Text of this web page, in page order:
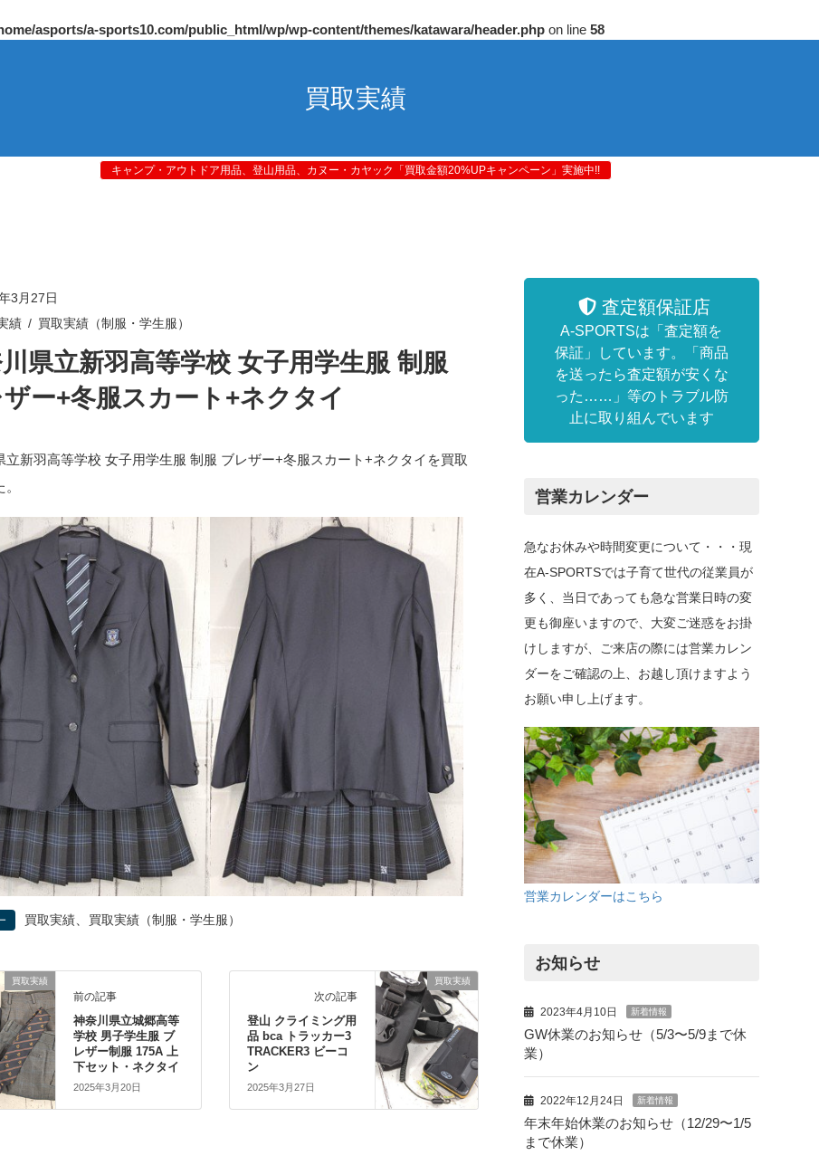
asports/a-sports10.com/public_html/wp/wp-content/themes/katawara/header.php on line 58
買取実績
キャンプ・アウトドア用品、登山用品、カヌー・カヤック「買取金額20%UPキャンペーン」実施中!!
3月27日
績
買取実績（制服・学生服）
県立新羽高等学校 女子用学生服 制服
ー+冬服スカート+ネクタイ
立新羽高等学校 女子用学生服 制服 ブレザー+冬服スカート+ネクタイを買取
買取実績 買取実績（制服・学生服）
買取実績
前の記事
神奈川県立城郷高等
学校 男子学生服 ブ
レザー制服 175A 上
下セット・ネクタイ
2025年3月20日
買取実績
次の記事
登山 クライミング用
品 bca トラッカー3
TRACKER3 ビーコ
ン
2025年3月27日
査定額保証店
A-SPORTSは「査定額を
保証」しています。「商品
を送ったら査定額が安くな
った……」等のトラブル防
止に取り組んでいます
営業カレンダー
急なお休みや時間変更について・・・現
在A-SPORTSでは子育て世代の従業員が
多く、当日であっても急な営業日時の変
更も御座いますので、大変ご迷惑をお掛
けしますが、ご来店の際には営業カレン
ダーをご確認の上、お越し頂けますよう
お願い申し上げます。
営業カレンダーはこちら
お知らせ
2023年4月10日 新着情報
GW休業のお知らせ（5/3〜5/9まで休
業）
2022年12月24日 新着情報
年末年始休業のお知らせ（12/29〜1/5
まで休業）